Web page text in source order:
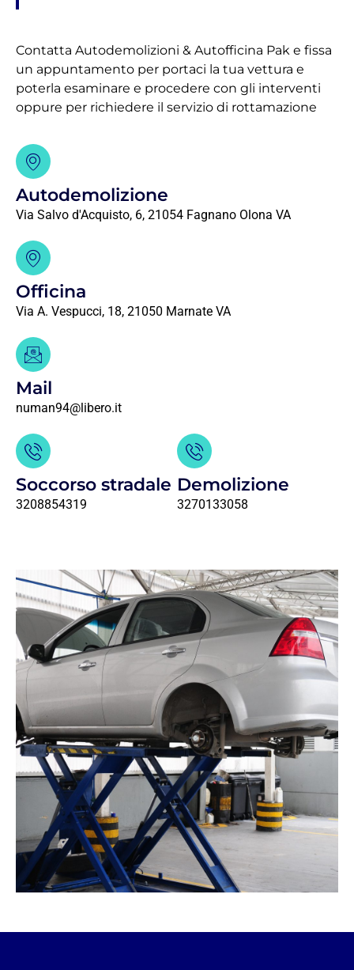
Contatta Autodemolizioni & Autofficina Pak e fissa
un appuntamento per portaci la tua vettura e
poterla esaminare e procedere con gli interventi
oppure per richiedere il servizio di rottamazione
Autodemolizione
Via Salvo d'Acquisto, 6, 21054 Fagnano Olona VA
Officina
Via A. Vespucci, 18, 21050 Marnate VA
Mail
numan94@libero.it
Soccorso stradale
3208854319
Demolizione
3270133058